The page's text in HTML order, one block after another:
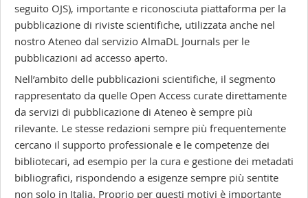
seguito OJS), importante e riconosciuta piattaforma per la
pubblicazione di riviste scientifiche, utilizzata anche nel
nostro Ateneo dal servizio AlmaDL Journals per le
pubblicazioni ad accesso aperto.
Nell’ambito delle pubblicazioni scientifiche, il segmento
rappresentato da quelle Open Access curate direttamente
da servizi di pubblicazione di Ateneo è sempre più
rilevante. Le stesse redazioni sempre più frequentemente
cercano il supporto professionale e le competenze dei
bibliotecari, ad esempio per la cura e gestione dei metadati
bibliografici, rispondendo a esigenze sempre più sentite
non solo in Italia. Proprio per questi motivi è importante